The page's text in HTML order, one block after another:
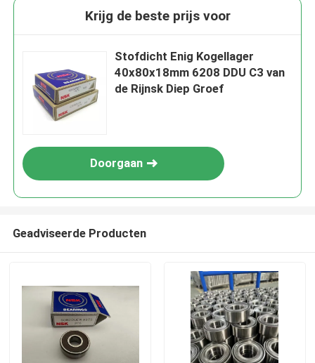
Krijg de beste prijs voor
Stofdicht Enig Kogellager
40x80x18mm 6208 DDU C3 van
de Rijnsk Diep Groef
Doorgaan
Geadviseerde Producten